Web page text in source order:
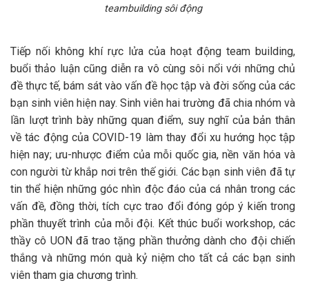
teambuilding sôi động
Tiếp nối không khí rực lửa của hoạt động team building,
buổi thảo luận cũng diễn ra vô cùng sôi nổi với những chủ
đề thực tế, bám sát vào vấn đề học tập và đời sống của các
bạn sinh viên hiện nay. Sinh viên hai trường đã chia nhóm và
lần lượt trình bày những quan điểm, suy nghĩ của bản thân
về tác động của COVID-19 làm thay đổi xu hướng học tập
hiện nay; ưu-nhược điểm của mỗi quốc gia, nền văn hóa và
con người từ khắp nơi trên thế giới. Các bạn sinh viên đã tự
tin thể hiện những góc nhìn độc đáo của cá nhân trong các
vấn đề, đồng thời, tích cực trao đổi đóng góp ý kiến trong
phần thuyết trình của mỗi đội. Kết thúc buổi workshop, các
thầy cô UON đã trao tặng phần thưởng dành cho đội chiến
thắng và những món quà kỷ niệm cho tất cả các bạn sinh
viên tham gia chương trình.